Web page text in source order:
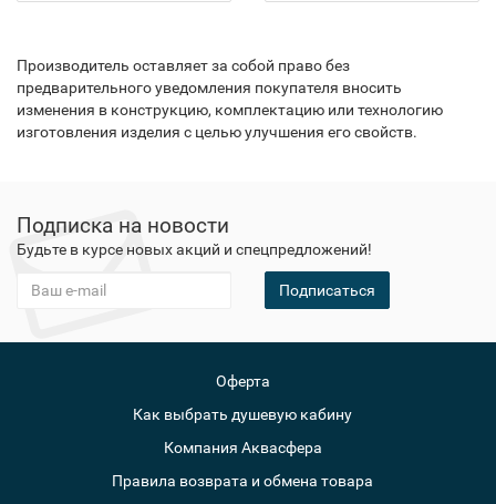
Производитель оставляет за собой право без
предварительного уведомления покупателя вносить
изменения в конструкцию, комплектацию или технологию
изготовления изделия с целью улучшения его свойств.
Подписка на новости
Будьте в курсе новых акций и спецпредложений!
Подписаться
Оферта
Как выбрать душевую кабину
Компания Аквасфера
Правила возврата и обмена товара